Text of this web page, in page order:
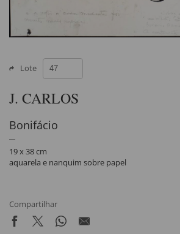
Lote
J. CARLOS
Bonifácio
19 x 38 cm
aquarela e nanquim sobre papel
Compartilhar